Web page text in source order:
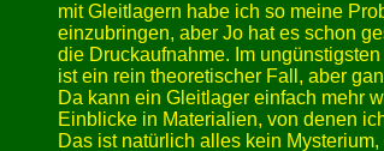
mit Gleitlagern habe ich so meine
einzubringen, aber Jo hat es schon
die Druckaufnahme. Im
ist ein rein theoretischer Fall, aber
Da kann ein Gleitlager einfach mehr
Einblicke in Materialien, von denen
Das ist natürlich alles kein